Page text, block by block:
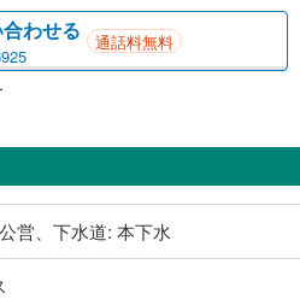
わせる 通話料無料
営、下水道: 本下水